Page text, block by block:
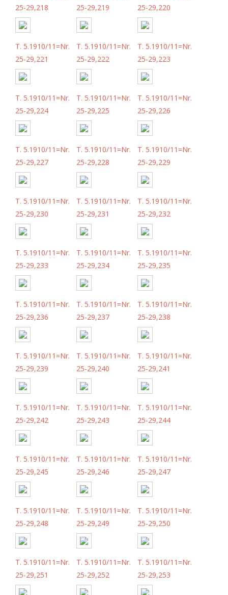
25-29,218
25-29,219
25-29,220
T. 5.1910/11=Nr.
25-29,221
T. 5.1910/11=Nr.
25-29,222
T. 5.1910/11=Nr.
25-29,223
T. 5.1910/11=Nr.
25-29,224
T. 5.1910/11=Nr.
25-29,225
T. 5.1910/11=Nr.
25-29,226
T. 5.1910/11=Nr.
25-29,227
T. 5.1910/11=Nr.
25-29,228
T. 5.1910/11=Nr.
25-29,229
T. 5.1910/11=Nr.
25-29,230
T. 5.1910/11=Nr.
25-29,231
T. 5.1910/11=Nr.
25-29,232
T. 5.1910/11=Nr.
25-29,233
T. 5.1910/11=Nr.
25-29,234
T. 5.1910/11=Nr.
25-29,235
T. 5.1910/11=Nr.
25-29,236
T. 5.1910/11=Nr.
25-29,237
T. 5.1910/11=Nr.
25-29,238
T. 5.1910/11=Nr.
25-29,239
T. 5.1910/11=Nr.
25-29,240
T. 5.1910/11=Nr.
25-29,241
T. 5.1910/11=Nr.
25-29,242
T. 5.1910/11=Nr.
25-29,243
T. 5.1910/11=Nr.
25-29,244
T. 5.1910/11=Nr.
25-29,245
T. 5.1910/11=Nr.
25-29,246
T. 5.1910/11=Nr.
25-29,247
T. 5.1910/11=Nr.
25-29,248
T. 5.1910/11=Nr.
25-29,249
T. 5.1910/11=Nr.
25-29,250
T. 5.1910/11=Nr.
25-29,251
T. 5.1910/11=Nr.
25-29,252
T. 5.1910/11=Nr.
25-29,253